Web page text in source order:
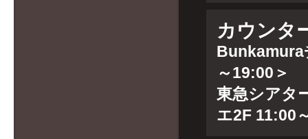
カウンタ
Bunkamura
～19:00＞
東急シアタ
エ2F 11:00